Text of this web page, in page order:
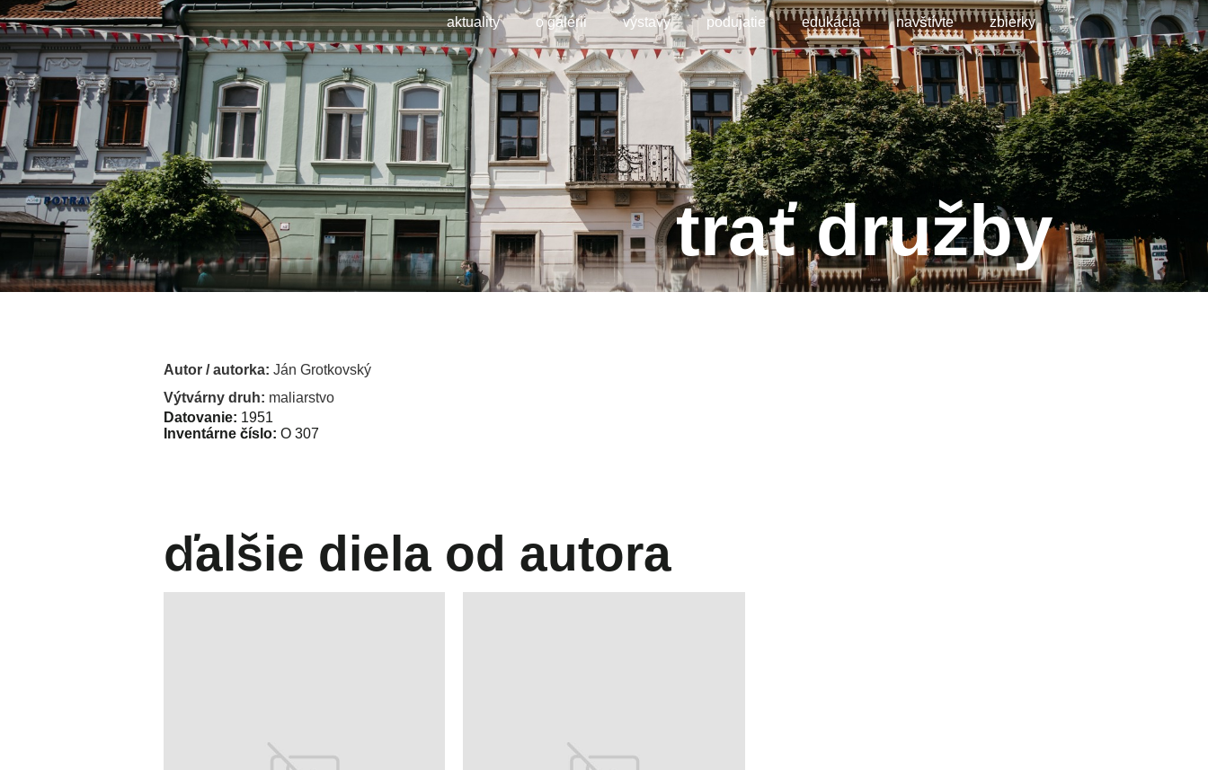
aktuality o galérii výstavy podujatie edukácia navštívte zbierky
trať družby
Autor / autorka: Ján Grotkovský
Výtvárny druh: maliarstvo
Datovanie: 1951
Inventárne číslo: O 307
ďalšie diela od autora